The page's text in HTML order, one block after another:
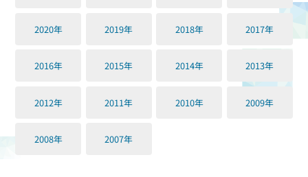
2020年 2019年 2018年 2017年
2016年 2015年 2014年 2013年
2012年 2011年 2010年 2009年
2008年 2007年